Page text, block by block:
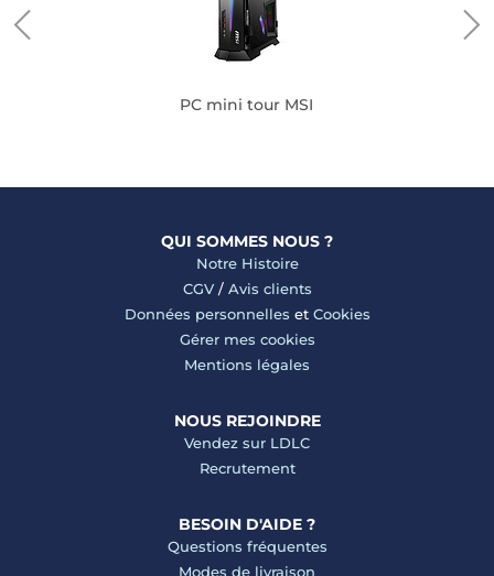
PC mini tour MSI
QUI SOMMES NOUS ?
Notre Histoire
CGV/ Avis clients
Données personnelles et Cookies
Gérer mes cookies
Mentions légales
NOUS REJOINDRE
Vendez sur LDLC
Recrutement
BESOIN D'AIDE ?
Questions fréquentes
Modes de livraison